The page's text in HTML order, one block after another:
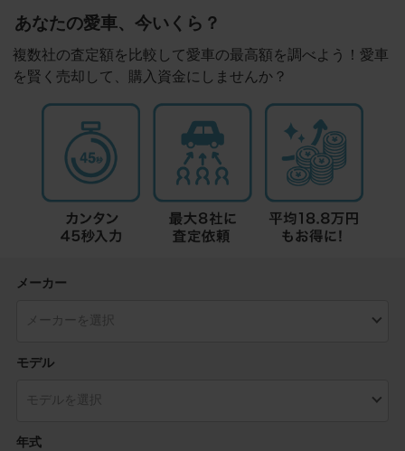
あなたの愛車、今いくら？
複数社の査定額を比較して愛車の最高額を調べよう！愛車
を賢く売却して、購入資金にしませんか？
メーカー
モデル
年式